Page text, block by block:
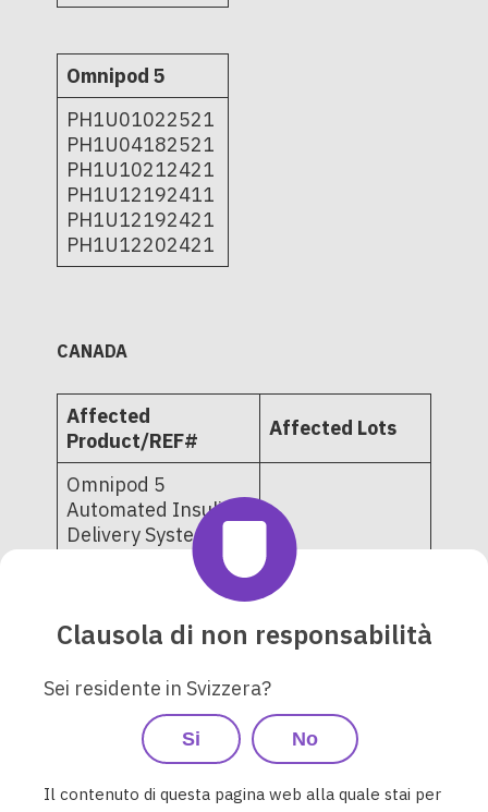
Omnipod 5
PH1U01022521
PH1U04182521
PH1U10212421
PH1U12192411
PH1U12192421
PH1U12202421
CANADA
Affected
Product/REF#
Affected Lots
Omnipod 5
Automated Insulin
Delivery System -
Pods 10-pack and
6729
PH1U01222522
PD1U02282526
PD1U03032521
PD1U03062521
Clausola di non responsabilità
Sei residente in Svizzera?
Si No
Il contenuto di questa pagina web alla quale stai per